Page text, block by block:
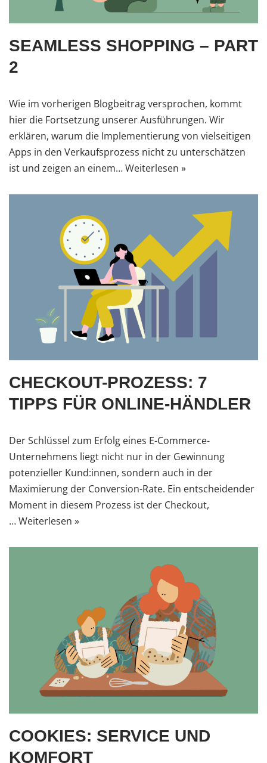
SEAMLESS SHOPPING – PART
2
Wie im vorherigen Blogbeitrag versprochen, kommt
hier die Fortsetzung unserer Ausführungen. Wir
erklären, warum die Implementierung von vielseitigen
Apps in den Verkaufsprozess nicht zu unterschätzen
ist und zeigen an einem…Weiterlesen »
CHECKOUT-PROZESS: 7
TIPPS FÜR ONLINE-HÄNDLER
Der Schlüssel zum Erfolg eines E-Commerce-
Unternehmens liegt nicht nur in der Gewinnung
potenzieller Kund:innen, sondern auch in der
Maximierung der Conversion-Rate. Ein entscheidender
Moment in diesem Prozess ist der Checkout,
…Weiterlesen »
COOKIES: SERVICE UND
KOMFORT